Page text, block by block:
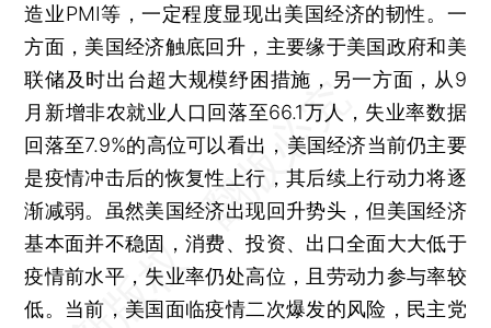
造业PMI等，一定程度显现出美国经济的韧性。一
方面，美国经济触底回升，主要缘于美国政府和美
联储及时出台超大规模纾困措施，另一方面，从9
月新增非农就业人口回落至66.1万人，失业率数据
回落至7.9%的高位可以看出，美国经济当前仍主要
是疫情冲击后的恢复性上行，其后续上行动力将逐
渐减弱。虽然美国经济出现回升势头，但美国经济
基本面并不稳固，消费、投资、出口全面大大低于
疫情前水平，失业率仍处高位，且劳动力参与率较
低。当前，美国面临疫情二次爆发的风险，民主党